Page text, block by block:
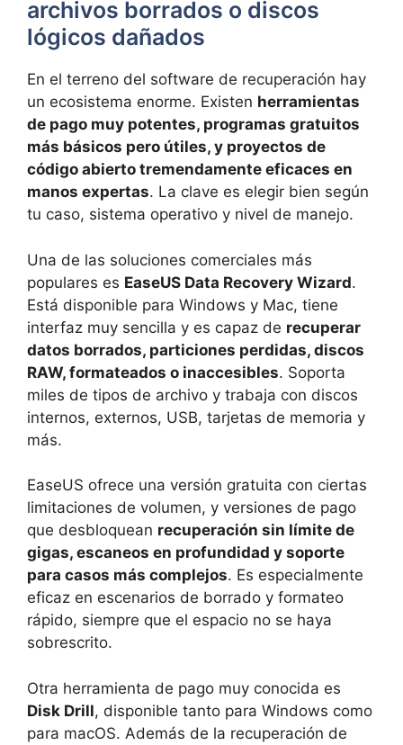
archivos borrados o discos
lógicos dañados
En el terreno del software de recuperación hay
un ecosistema enorme. Existen herramientas
de pago muy potentes, programas gratuitos
más básicos pero útiles, y proyectos de
código abierto tremendamente eficaces en
manos expertas. La clave es elegir bien según
tu caso, sistema operativo y nivel de manejo.
Una de las soluciones comerciales más
populares es EaseUS Data Recovery Wizard.
Está disponible para Windows y Mac, tiene
interfaz muy sencilla y es capaz de recuperar
datos borrados, particiones perdidas, discos
RAW, formateados o inaccesibles. Soporta
miles de tipos de archivo y trabaja con discos
internos, externos, USB, tarjetas de memoria y
más.
EaseUS ofrece una versión gratuita con ciertas
limitaciones de volumen, y versiones de pago
que desbloquean recuperación sin límite de
gigas, escaneos en profundidad y soporte
para casos más complejos. Es especialmente
eficaz en escenarios de borrado y formateo
rápido, siempre que el espacio no se haya
sobrescrito.
Otra herramienta de pago muy conocida es
Disk Drill, disponible tanto para Windows como
para macOS. Además de la recuperación de